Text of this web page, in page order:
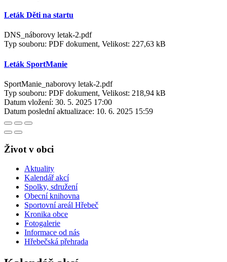
Leták Děti na startu
DNS_náborovy letak-2.pdf
Typ souboru: PDF dokument, Velikost: 227,63 kB
Leták SportManie
SportManie_naborovy letak-2.pdf
Typ souboru: PDF dokument, Velikost: 218,94 kB
Datum vložení: 30. 5. 2025 17:00
Datum poslední aktualizace: 10. 6. 2025 15:59
Život v obci
Aktuality
Kalendář akcí
Spolky, sdružení
Obecní knihovna
Sportovní areál Hřebeč
Kronika obce
Fotogalerie
Informace od nás
Hřebečská přehrada